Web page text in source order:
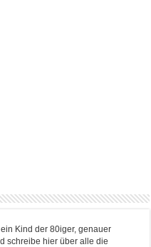
Kind der 80iger, genauer
schreibe hier über alle die